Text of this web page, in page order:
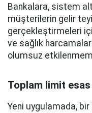
Bankalara, sistem
müşterilerin gelir
gerçekleştirmeleri
ve sağlık
olumsuz
Toplam limit esas
Yeni uygulamada,